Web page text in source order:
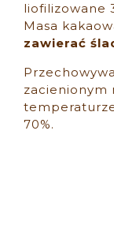
liofilizowane
Masa
zawierać
zacienionym
70%.